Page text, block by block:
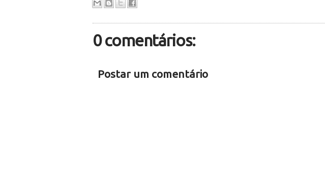
0 comentários:
Postar um comentário